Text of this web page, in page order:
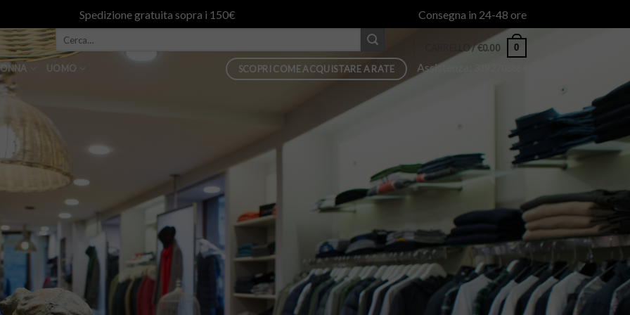
Spedizione gratuita sopra i 150€ Consegna in 24-48 ore
CARRELLO /€0.00 0
UOMO SCOPRI COME ACQUISTARE A RATE Assistenza: